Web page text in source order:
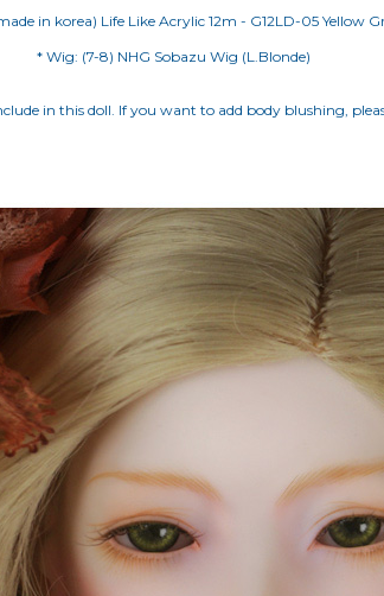
* Wig: (7-8) NHG Sobazu Wig (L.Blonde)